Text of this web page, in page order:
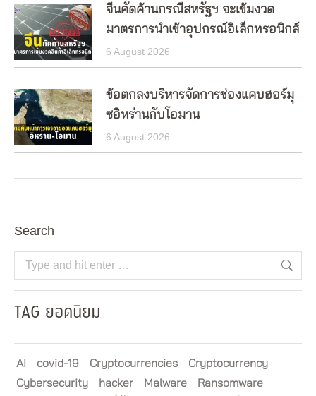
จีนคัดค้านกรณีสหรัฐฯ จะเข้มงวด
มาตรการนำเข้าอุปกรณ์อิเล็กทรอนิกส์
6 August 2026
ข้อตกลงบริหารจัดการช่องแคบฮอร์มุ
ซอิหร่านกับโอมาน
6 August 2026
Search
Search:
TAG ยอดนิยม
AI covid-19 Cryptocurrencies
Cryptocurrency
Cybersecurity
hacker Malware
Ransomware